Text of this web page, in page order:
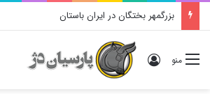
بزرگمهر بختگان در ایران باستان
منو ورود